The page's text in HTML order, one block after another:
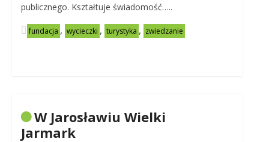
publicznego. Kształtuje świadomość…..
fundacja , wycieczki , turystyka , zwiedzanie
W Jarosławiu Wielki
Jarmark